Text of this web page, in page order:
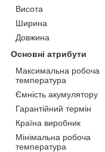
Висота
Ширина
Довжина
Основні атрибути
Максимальна робоча
температура
Ємність акумулятору
Гарантійний термін
Країна виробник
Мінімальна робоча
температура